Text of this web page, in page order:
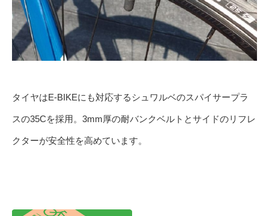
タイヤはE-BIKEにも対応するシュワルベのスパイサープラ
スの35Cを採用。3mm厚の耐バンクベルトとサイドのリフレ
クターが安全性を高めています。